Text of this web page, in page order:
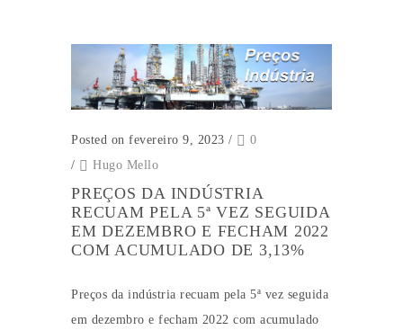
Posted on fevereiro 9, 2023 /
0
/
Hugo Mello
PREÇOS DA INDÚSTRIA
RECUAM PELA 5ª VEZ SEGUIDA
EM DEZEMBRO E FECHAM 2022
COM ACUMULADO DE 3,13%
Preços da indústria recuam pela 5ª vez seguida
em dezembro e fecham 2022 com acumulado